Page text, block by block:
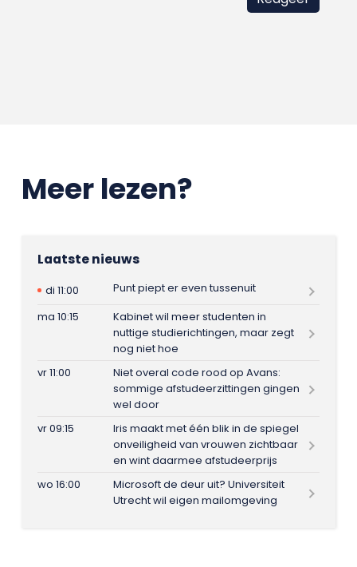
Meer lezen?
Laatste nieuws
di 11:00
Punt piept er even tussenuit
ma 10:15
Kabinet wil meer studenten in
nuttige studierichtingen, maar zegt
nog niet hoe
vr 11:00
Niet overal code rood op Avans:
sommige afstudeerzittingen gingen
wel door
vr 09:15
Iris maakt met één blik in de spiegel
onveiligheid van vrouwen zichtbaar
en wint daarmee afstudeerprijs
wo 16:00
Microsoft de deur uit? Universiteit
Utrecht wil eigen mailomgeving